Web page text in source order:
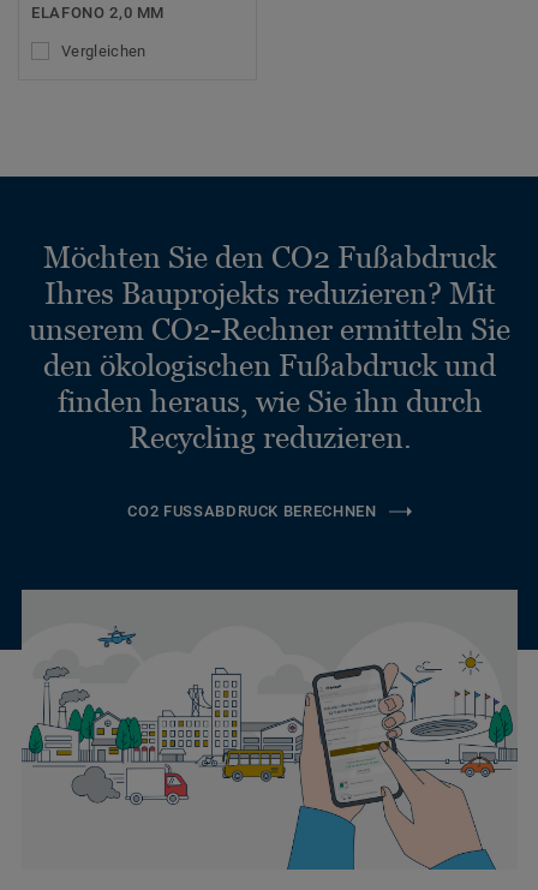
ELAFONO 2,0 MM
Vergleichen
Möchten Sie den CO2 Fußabdruck
Ihres Bauprojekts reduzieren? Mit
unserem CO2-Rechner ermitteln Sie
den ökologischen Fußabdruck und
finden heraus, wie Sie ihn durch
Recycling reduzieren.
CO2 FUSSABDRUCK BERECHNEN